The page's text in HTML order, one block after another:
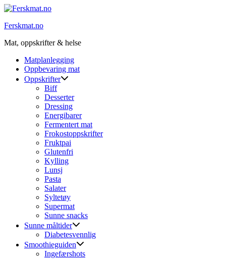
Skip
content
Ferskmat.no
Mat, oppskrifter & helse
Matplanlegging
Oppbevaring mat
Oppskrifter
Biff
Desserter
Dressing
Energibarer
Fermentert mat
Frokostoppskrifter
Fruktpai
Glutenfri
Kylling
Lunsj
Pasta
Salater
Syltetøy
Supermat
Sunne snacks
Sunne måltider
Diabetesvennlig
Smoothieguiden
Ingefærshots